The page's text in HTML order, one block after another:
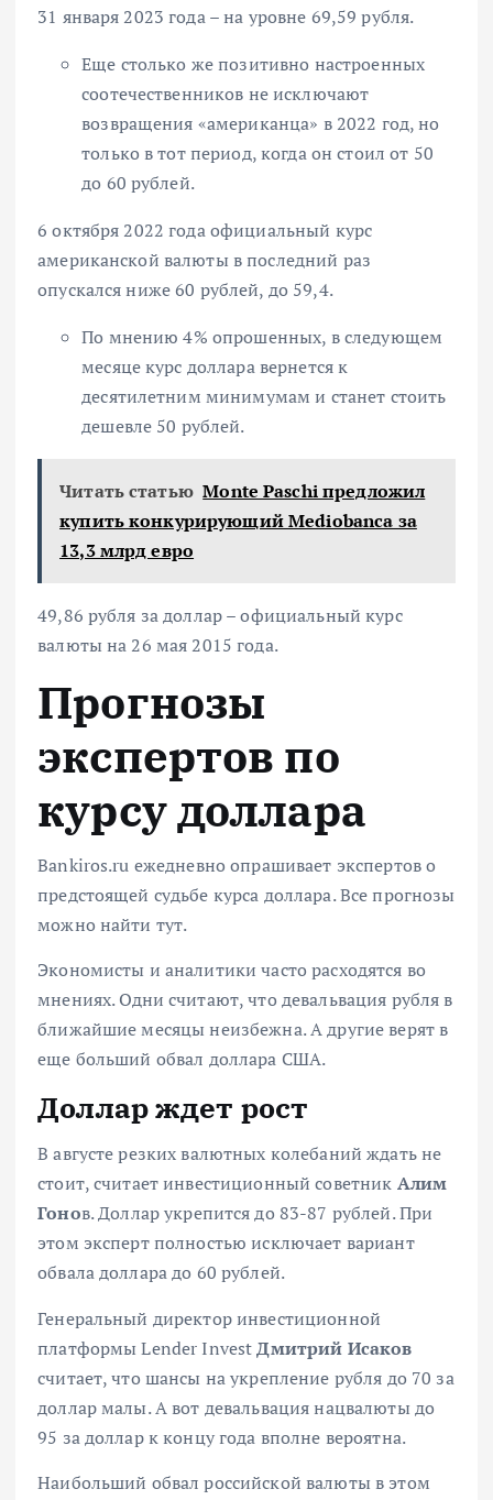
31 января 2023 года – на уровне 69,59 рубля.
Еще столько же позитивно настроенных
соотечественников не исключают
возвращения «американца» в 2022 год, но
только в тот период, когда он стоилот 50
до 60 рублей.
6 октября 2022 года официальный курс
американской валюты в последний раз
опускался ниже 60 рублей, до 59,4.
По мнению 4% опрошенных, в следующем
месяце курс доллара вернется к
десятилетним минимумам и станет стоить
дешевле 50 рублей.
Читать статью Monte Paschi предложил
купить конкурирующий Mediobanca за
13,3 млрд евро
49,86 рубля за доллар – официальный курс
валюты на 26 мая 2015 года.
Прогнозы
экспертов по
курсу доллара
Bankiros.ru ежедневно опрашивает экспертов о
предстоящей судьбе курса доллара. Все прогнозы
можно найти тут.
Экономисты и аналитики часто расходятся во
мнениях. Одни считают, что девальвация рубля в
ближайшие месяцы неизбежна. А другие верят в
еще больший обвал доллара США.
Доллар ждет рост
В августе резких валютных колебаний ждать не
стоит, считает инвестиционный советник Алим
Гонов.Доллар укрепится до 83-87 рублей.При
этом эксперт полностью исключает вариант
обвала доллара до 60 рублей.
Генеральный директор инвестиционной
платформы Lender InvestДмитрий Исаков
считает, что шансы на укрепление рубля до 70 за
доллар малы. А вот девальвация нацвалюты до
95 за доллар к концу года вполне вероятна.
Наибольший обвал российской валюты в этом